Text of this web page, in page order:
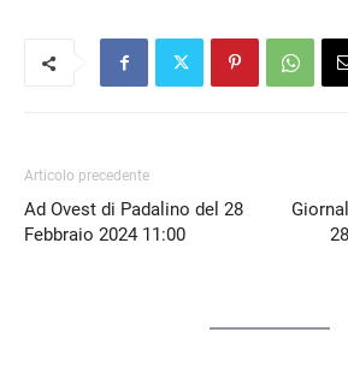
Articolo precedente
Ad Ovest di Padalino del 28
Febbraio 2024 11:00